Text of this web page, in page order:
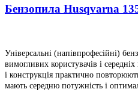
Бензопила Husqvarna
Універсальні (напівпрофесійні)
вимогливих користувачів і
і конструкція практично
мають середню потужність і